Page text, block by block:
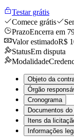
Testar grátis
Comece grátis
PrazoEncerra em
Valor estimadoR$
StatusEm disputa
Modalidade
Objeto da
Órgão
Cronograma
Documentos do
Itens da
Informações